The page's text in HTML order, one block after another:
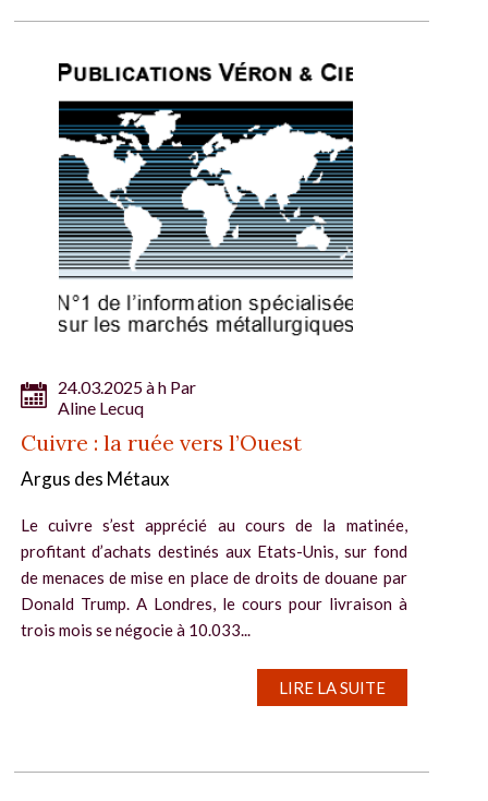
24.03.2025 à h Par
Aline Lecuq
Cuivre : la ruée vers l’Ouest
Argus des Métaux
Le cuivre s’est apprécié au cours de la matinée,
profitant d’achats destinés aux Etats-Unis, sur fond
de menaces de mise en place de droits de douane par
Donald Trump. A Londres, le cours pour livraison à
trois mois se négocie à 10.033...
LIRE LA SUITE